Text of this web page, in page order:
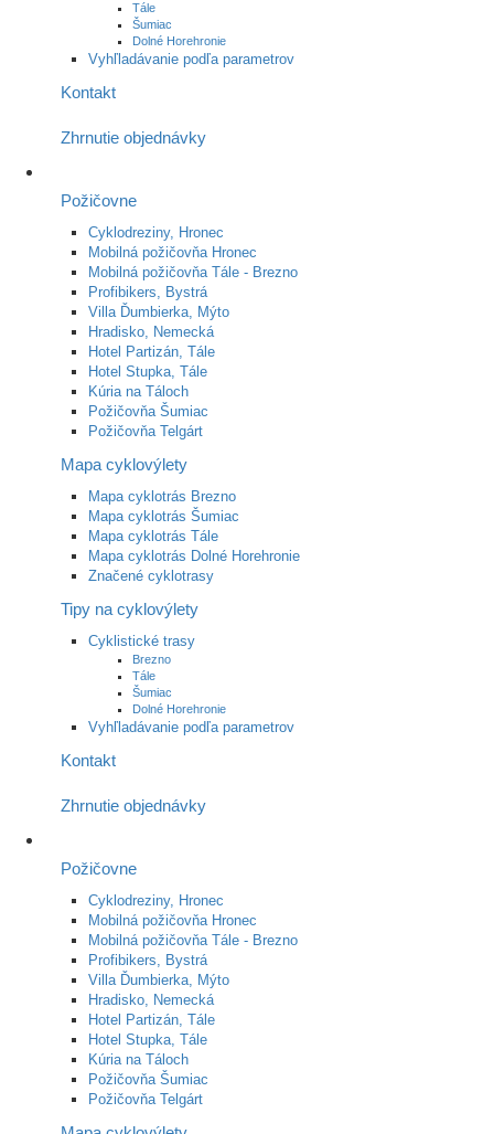
Tále
Šumiac
Dolné Horehronie
Vyhľladávanie podľa parametrov
Kontakt
Zhrnutie objednávky
Požičovne
Cyklodreziny, Hronec
Mobilná požičovňa Hronec
Mobilná požičovňa Tále - Brezno
Profibikers, Bystrá
Villa Ďumbierka, Mýto
Hradisko, Nemecká
Hotel Partizán, Tále
Hotel Stupka, Tále
Kúria na Táloch
Požičovňa Šumiac
Požičovňa Telgárt
Mapa cyklovýlety
Mapa cyklotrás Brezno
Mapa cyklotrás Šumiac
Mapa cyklotrás Tále
Mapa cyklotrás Dolné Horehronie
Značené cyklotrasy
Tipy na cyklovýlety
Cyklistické trasy
Brezno
Tále
Šumiac
Dolné Horehronie
Vyhľladávanie podľa parametrov
Kontakt
Zhrnutie objednávky
Požičovne
Cyklodreziny, Hronec
Mobilná požičovňa Hronec
Mobilná požičovňa Tále - Brezno
Profibikers, Bystrá
Villa Ďumbierka, Mýto
Hradisko, Nemecká
Hotel Partizán, Tále
Hotel Stupka, Tále
Kúria na Táloch
Požičovňa Šumiac
Požičovňa Telgárt